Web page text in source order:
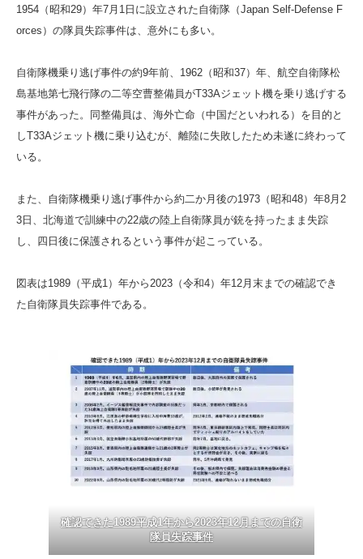
1954（昭和29）年7月1日に設立された自衛隊（Japan Self-Defense F
orces）の隊員失踪事件は、意外にも多い。
自衛隊機乗り逃げ事件の約9年前、1962（昭和37）年、航空自衛隊松
島基地第七飛行隊の二等空曹整備員がT33Aジェット機を乗り逃げする
事件があった。同整備員は、海外亡命（中国だといわれる）を目的と
しT33Aジェット機に乗り込むが、離陸に失敗したため未遂に終わって
いる。
また、自衛隊機乗り逃げ事件から約二か月後の1973（昭和48）年8月2
3日、北海道で訓練中の22歳の陸上自衛隊員が銃を持ったまま失踪
し、四日後に保護されるという事件が起こっている。
図表は1989（平成1）年から2023（令和4）年12月末までの確認でき
た自衛隊員失踪事件である。
確認できた1989平成1年から2023年12月までの自衛
隊員失踪事件